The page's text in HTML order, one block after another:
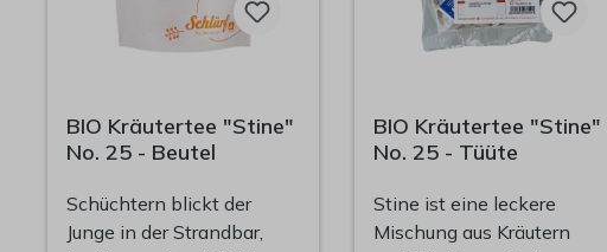
BIO Kräutertee "Stine"
No. 25 - Beutel
Schüchtern blickt der
Junge in der Strandbar,
BIO Kräutertee "Stine"
No. 25 - Tüüte
Stine ist eine leckere
Mischung aus Kräutern